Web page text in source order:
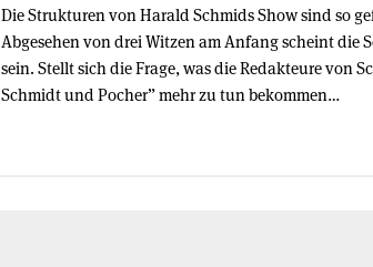
Die Strukturen von Harald Schmids Show sind so
Abgesehen von drei Witzen am Anfang scheint die
sein. Stellt sich die Frage, was die Redakteure von
Schmidt und Pocher” mehr zu tun bekommen…